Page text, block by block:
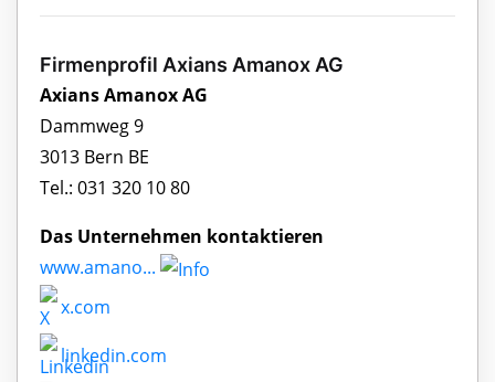
Firmenprofil Axians Amanox AG
Axians Amanox AG
Dammweg 9
3013 Bern BE
Tel.: 031 320 10 80
Das Unternehmen kontaktieren
www.amano...
x.com
linkedin.com